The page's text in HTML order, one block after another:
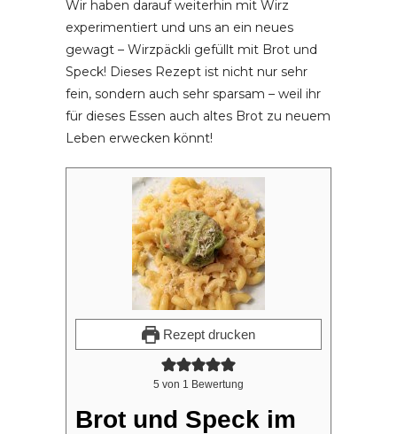
Wir haben darauf weiterhin mit Wirz
experimentiert und uns an ein neues
gewagt – Wirzpäckli gefüllt mit Brot und
Speck! Dieses Rezept ist nicht nur sehr
fein, sondern auch sehr sparsam – weil ihr
für dieses Essen auch altes Brot zu neuem
Leben erwecken könnt!
Rezept drucken
5 von 1 Bewertung
Brot und Speck im